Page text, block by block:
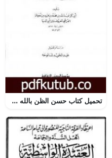
تحميل كتاب حسن الظن بالله PDF تأليف ابن أبي الدنيا مجانا [كامل]